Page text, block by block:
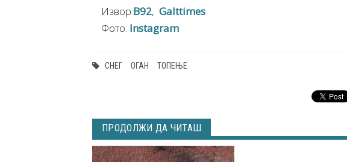
Извор:B92, Galttimes
Фото: Instagram
СНЕГ ОГАН ТОПЕЊЕ
ПРОДОЛЖИ ДА ЧИТАШ